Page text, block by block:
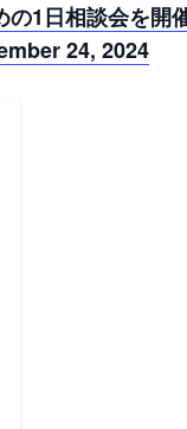
1日相談会を開
24, 2024